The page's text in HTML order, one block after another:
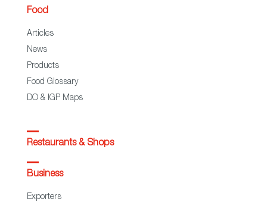
Food
Articles
News
Products
Food Glossary
DO & IGP Maps
Restaurants & Shops
Business
Exporters